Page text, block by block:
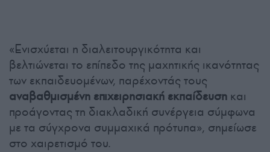
«Ενισχύεται η διαλειτουργικότητα και
βελτιώνεται το επίπεδο της μαχητικής ικανότητας
των εκπαιδευομένων, παρέχοντάς τους
αναβαθμισμένη επιχειρησιακή εκπαίδευση και
προάγοντας τη διακλαδική συνέργεια σύμφωνα
με τα σύγχρονα συμμαχικά πρότυπα», σημείωσε
στο χαιρετισμό του.